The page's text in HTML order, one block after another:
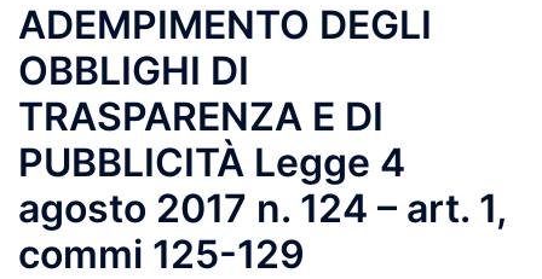
ADEMPIMENTO DEGLI
OBBLIGHI DI
TRASPARENZA E DI
PUBBLICITÀ Legge 4
agosto 2017 n. 124 – art. 1,
commi 125-129